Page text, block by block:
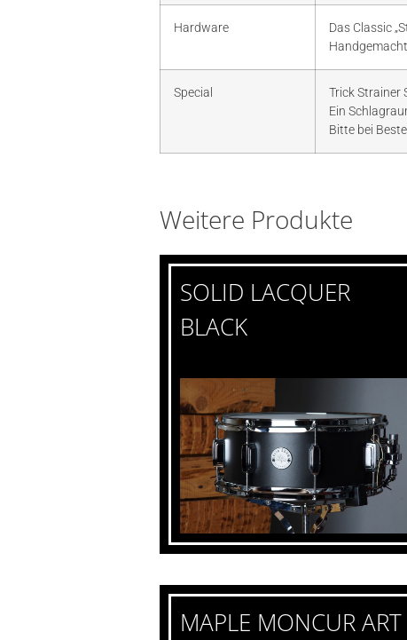
Hardware
Das Classic
Special
Trick Strainer
Ein
Bitte bei
Weitere Produkte
SOLID LACQUER
BLACK
MAPLE MONCUR ART